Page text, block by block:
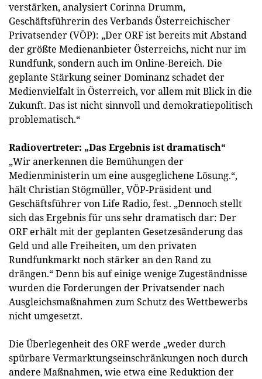
verstärken, analysiert Corinna Drumm,
Geschäftsführerin des Verbands Österreichischer
Privatsender (VÖP): „Der ORF ist bereits mit Abstand
der größte Medienanbieter Österreichs, nicht nur im
Rundfunk, sondern auch im Online-Bereich. Die
geplante Stärkung seiner Dominanz schadet der
Medienvielfalt in Österreich, vor allem mit Blick in die
Zukunft. Das ist nicht sinnvoll und demokratiepolitisch
problematisch.“
Radiovertreter: „Das Ergebnis ist dramatisch“
„Wir anerkennen die Bemühungen der
Medienministerin um eine ausgeglichene Lösung.“,
hält Christian Stögmüller, VÖP-Präsident und
Geschäftsführer von Life Radio, fest. „Dennoch stellt
sich das Ergebnis für uns sehr dramatisch dar: Der
ORF erhält mit der geplanten Gesetzesänderung das
Geld und alle Freiheiten, um den privaten
Rundfunkmarkt noch stärker an den Rand zu
drängen.“ Denn bis auf einige wenige Zugeständnisse
wurden die Forderungen der Privatsender nach
Ausgleichsmaßnahmen zum Schutz des Wettbewerbs
nicht umgesetzt.
Die Überlegenheit des ORF werde „weder durch
spürbare Vermarktungseinschränkungen noch durch
andere Maßnahmen, wie etwa eine Reduktion der